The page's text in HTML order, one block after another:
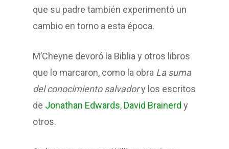
que su padre también experimentó un
cambio en torno a esta época.
M’Cheyne devoró la Biblia y otros libros
que lo marcaron, como la obra La suma
del conocimiento salvadory los escritos
de Jonathan Edwards, David Brainerd y
otros.